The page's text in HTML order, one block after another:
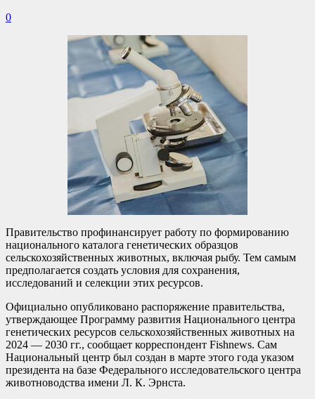
0
Правительство профинансирует работу по формированию
национального каталога генетических образцов
сельскохозяйственных животных, включая рыбу. Тем самым
предполагается создать условия для сохранения,
исследований и селекции этих ресурсов.
Официально опубликовано распоряжение правительства,
утверждающее Программу развития Национального центра
генетических ресурсов сельскохозяйственных животных на
2024 — 2030 гг., сообщает корреспондент Fishnews. Сам
Национальный центр был создан в марте этого года указом
президента на базе Федерального исследовательского центра
животноводства имени Л. К. Эрнста.